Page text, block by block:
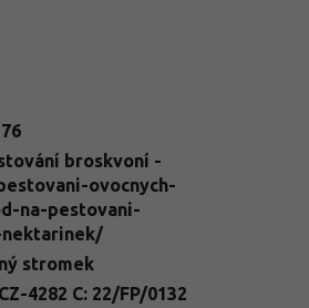
broskvoní -
ovocnych-
na-pestovani-
stromek
4282 C: 22/FP/0132